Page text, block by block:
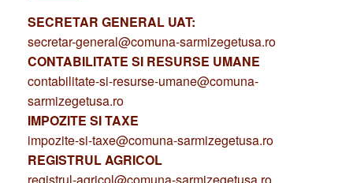
SECRETAR GENERAL UAT:
secretar-general@comuna-sarmizegetusa.ro
CONTABILITATE SI RESURSE UMANE
contabilitate-si-resurse-umane@comuna-
sarmizegetusa.ro
IMPOZITE SI TAXE
impozite-si-taxe@comuna-sarmizegetusa.ro
REGISTRUL AGRICOL